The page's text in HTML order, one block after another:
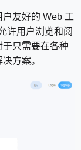
友好的 Web 工
许用户浏览和阅
只需要在各种
方案。